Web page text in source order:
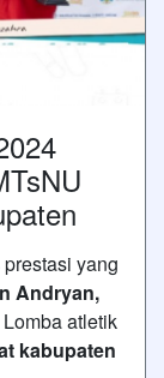
yang
Andryan,
atletik
kabupaten